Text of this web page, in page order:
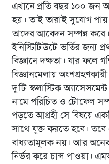
এখানে প্রতি বছর ১০০ জন
হয়। তাই তারাই সুযোগ পায়
তাদের আবেদন সম্পন্ন
ইনিস্টিটিউটে ভর্তির জন্য
বিজ্ঞানে দক্ষতা। যার ফলে
বিজ্ঞানমেলায় অংশগ্রহণকারী
দু’টি স্কলাস্টিক
নামে পরিচিত ও টোফেল
পড়তে আগ্রহী সে বিষয়ে
সাথে যুক্ত করতে হবে। তবে
বাধ্যতামূলক নয়। আর
নির্ভর করে চান্স পাওয়া।